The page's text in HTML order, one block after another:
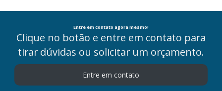
Entre em contato agora mesmo!
Clique no botão e entre em contato para
tirar dúvidas ou solicitar um orçamento.
Entre em contato